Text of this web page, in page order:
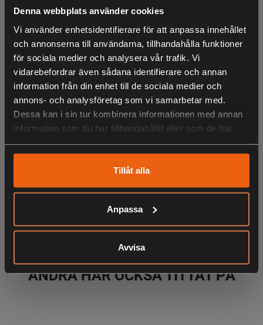
Denna webbplats använder cookies
Vi använder enhetsidentifierare för att anpassa innehållet
och annonserna till användarna, tillhandahålla funktioner
för sociala medier och analysera vår trafik. Vi
vidarebefordrar även sådana identifierare och annan
information från din enhet till de sociala medier och
annons- och analysföretag som vi samarbetar med.
Dessa kan i sin tur kombinera informationen med annan
information som du har tillhandahållit eller som de har
Tillåt alla
Anpassa
Avvisa
Beskrivning
Storm Sydvästfrån Pinewood är en funktionell klassisk
sydväst tillverkad i vår riv- och slitstarka elastiska PU trikå.
Håller regn borta från huvudet samtidigt som den
förhindrar regndropparna från att leta sig ned i nacken.
100% PU.
LIKNANDE PRODUKTER
KÖPS OFTA TILLSAMMANS
ANDRA HAR OCKSÅ TITTAT PÅ